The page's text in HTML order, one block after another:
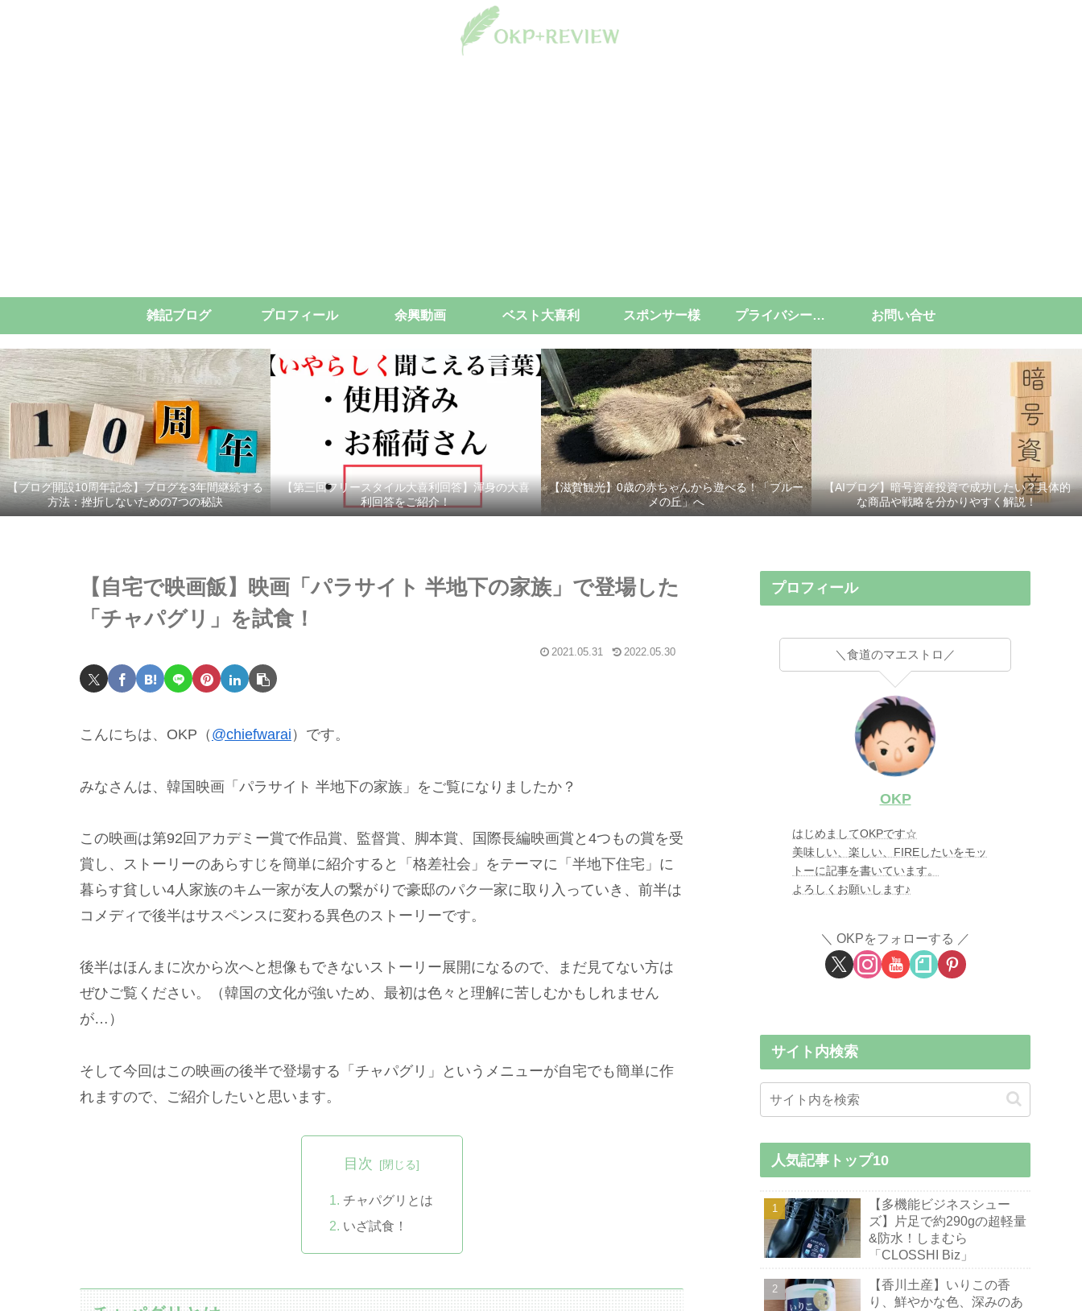
雑記ブログ プロフィール 余興動画 ベスト大喜利 スポンサー様 プライバシーポリシー お問い合せ
【ブログ開設10周年記念】ブログを3年間継続する
方法：挫折しないための7つの秘訣
【第三回フリースタイル大喜利回答】渾身の大喜
利回答をご紹介！
【滋賀観光】0歳の赤ちゃんから遊べる！「ブルー
メの丘」へ
【AIブログ】暗号資産投資で成功したい？具体的
な商品や戦略を分かりやすく解説！
【自宅で映画飯】映画「パラサイト 半地下の家族」で登場した
「チャパグリ」を試食！
2021.05.31 2022.05.30
こんにちは、OKP（ @chiefwarai ）です。
みなさんは、韓国映画「パラサイト 半地下の家族」をご覧になりましたか？
この映画は第92回アカデミー賞で作品賞、監督賞、脚本賞、国際長編映画賞と4つもの賞を受
賞し、ストーリーのあらすじを簡単に紹介すると「格差社会」をテーマに「半地下住宅」に
暮らす貧しい4人家族のキム一家が友人の繋がりで豪邸のパク一家に取り入っていき、前半は
コメディで後半はサスペンスに変わる異色のストーリーです。
後半はほんまに次から次へと想像もできないストーリー展開になるので、まだ見てない方は
ぜひご覧ください。（韓国の文化が強いため、最初は色々と理解に苦しむかもしれません
が…）
そして今回はこの映画の後半で登場する「チャパグリ」というメニューが自宅でも簡単に作
れますので、ご紹介したいと思います。
目次
チャパグリとは
いざ試食！
プロフィール
＼食道のマエストロ／
OKP
はじめましてOKPです☆
美味しい、楽しい、FIREしたいをモッ
トーに記事を書いています。
よろしくお願いします♪
OKPをフォローする
サイト内検索
人気記事トップ10
【多機能ビジネスシュー
ズ】片足で約290gの超軽量
&防水！しまむら
「CLOSSHI Biz」
【香川土産】いりこの香
り、鮮やかな色、深みのあ